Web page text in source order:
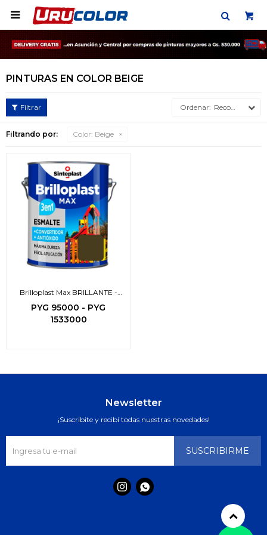

PINTURAS EN COLOR BEIGE
Recomendados
Filtrando por: Color: Beige
Brilloplast Max BRILLANTE -
3en1-
PYG 95000 - PYG
1533000
Newsletter
¡Suscribite y recibí todas nuestras novedades!
SUSCRIBIRME
 